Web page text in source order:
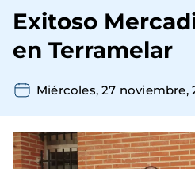
navegación
Exitoso
en Terramelar
Miércoles, 27 noviembre,